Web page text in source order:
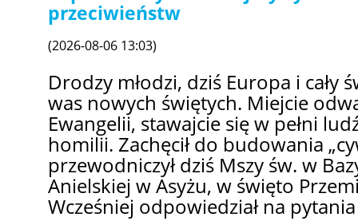
przeciwieństw
(2026-08-06 13:03)
Drodzy młodzi, dziś Europa i cały
was nowych świętych. Miejcie
Ewangelii, stawajcie się w pełni
homilii. Zachęcił do budowania
przewodniczył dziś Mszy św. w
Anielskiej w Asyżu, w święto
Wcześniej odpowiedział na